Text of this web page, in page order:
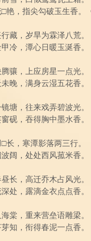
，指尖勾破玉生香。《
，岁旱为霖泽八荒。
，潭心日暖玉涎香。
，上应房星一点光。
，满身云湿五花香。
，往来戏弄碧波光。
，吞得胸中墨水香。
，寒潭影落两三行。
，处处西风菰米香。
，高迁乔木占风光。
，露滴金衣点点香。
，重来营垒语雕梁。
，衔得春泥一点香。